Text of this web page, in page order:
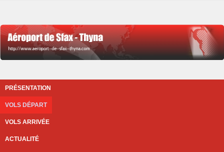
PRÉSENTATION
VOLS DÉPART
VOLS ARRIVÉE
ACTUALITÉ